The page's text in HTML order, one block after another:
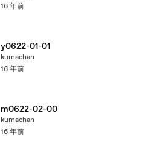
16 年前
y0622-01-01
kumachan
16 年前
m0622-02-00
kumachan
16 年前